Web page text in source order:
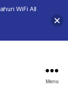
Menu
WiFi All